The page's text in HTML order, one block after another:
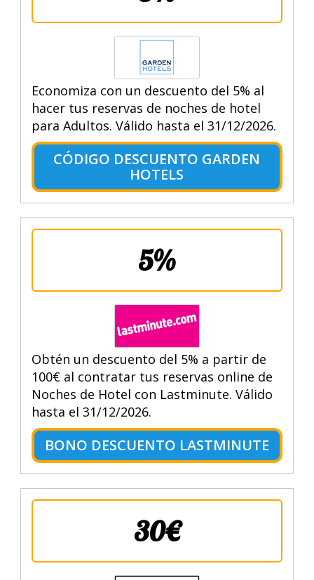
Economiza con un descuento del 5% al
hacer tus reservas de noches de hotel
para Adultos. Válido hasta el 31/12/2026.
CÓDIGO DESCUENTO GARDEN
HOTELS
5%
Obtén un descuento del 5% a partir de
100€ al contratar tus reservas online de
Noches de Hotel con Lastminute. Válido
hasta el 31/12/2026.
BONO DESCUENTO LASTMINUTE
30€